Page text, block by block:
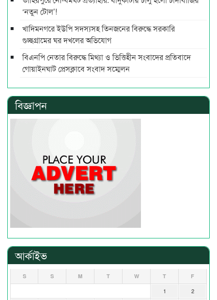
‘নতুন টোল’!
খাদিমনগরে ইউপি সদস্যসহ তিনজনের বিরুদ্ধে সরকারি
গুচ্ছগ্রামের ঘর দখলের অভিযোগ
বিএনপি নেতার বিরুদ্ধে মিথ্যা ও ভিত্তিহীন সংবাদের প্রতিবাদে
গোয়াইনঘাট প্রেসক্লাবে সংবাদ সম্মেলন
বিজ্ঞাপন
আর্কাইভ
S S M T W T F
1
2